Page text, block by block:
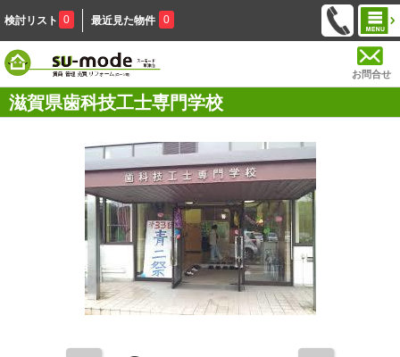
検討リスト 0 最近見た物件 0
お問合せ
滋賀県歯科技工士専門学校